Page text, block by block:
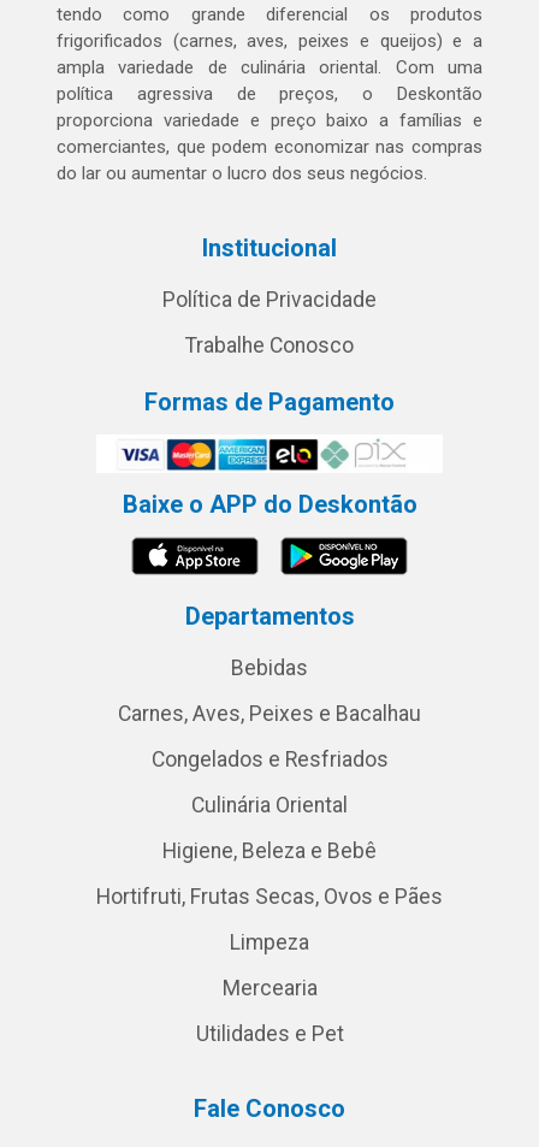
tendo como grande diferencial os produtos
frigorificados (carnes, aves, peixes e queijos) e a
ampla variedade de culinária oriental. Com uma
política agressiva de preços, o Deskontão
proporciona variedade e preço baixo a famílias e
comerciantes, que podem economizar nas compras
do lar ou aumentar o lucro dos seus negócios.
Institucional
Política de Privacidade
Trabalhe Conosco
Formas de Pagamento
Baixe o APP do Deskontão
Departamentos
Bebidas
Carnes, Aves, Peixes e Bacalhau
Congelados e Resfriados
Culinária Oriental
Higiene, Beleza e Bebê
Hortifruti, Frutas Secas, Ovos e Pães
Limpeza
Mercearia
Utilidades e Pet
Fale Conosco